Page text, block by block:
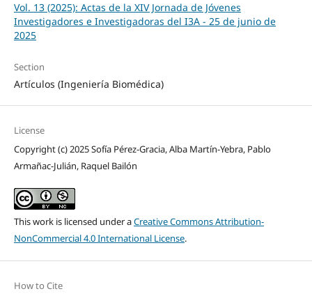
Vol. 13 (2025): Actas de la XIV Jornada de Jóvenes
Investigadores e Investigadoras del I3A - 25 de junio de
2025
Section
Artículos (Ingeniería Biomédica)
License
Copyright (c) 2025 Sofía Pérez-Gracia, Alba Martín-Yebra, Pablo
Armañac-Julián, Raquel Bailón
This work is licensed under aCreative Commons Attribution-
NonCommercial 4.0 International License.
How to Cite